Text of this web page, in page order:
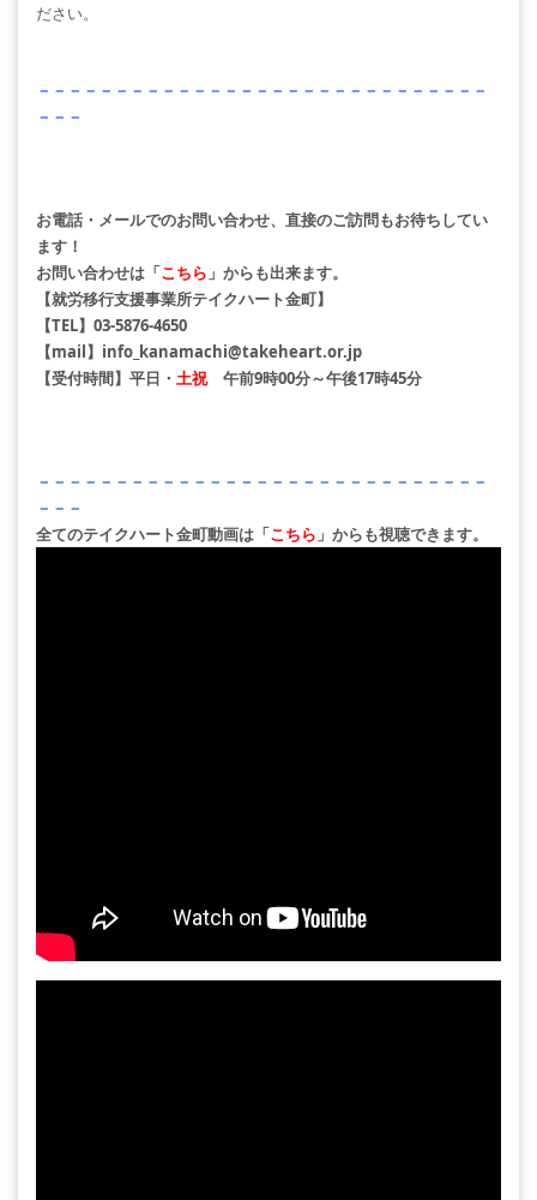
ださい。
－－－－－－－－－－－－－－－－－－－－－－－－－－－－－
－－－
お電話・メールでのお問い合わせ、直接のご訪問もお待ちしてい
ます！
お問い合わせは「こちら 」からも出来ます。
【就労移行支援事業所テイクハート金町】
【TEL】 03-5876-4650
【mail】 info_kanamachi@takeheart.or.jp
【受付時間】平日・ 土祝午前9時00分～午後17時45分
－－－－－－－－－－－－－－－－－－－－－－－－－－－－－
－－－
全てのテイクハート金町動画は「こちら 」からも視聴できます。